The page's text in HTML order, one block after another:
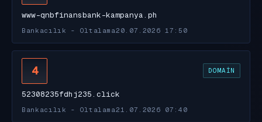
www-qnbfinansbank-kampanya.ph
Bankacılık - Oltalama20.07.2026 17:50
4 DOMAIN
52308235fdhj235.click
Bankacılık - Oltalama21.07.2026 07:40